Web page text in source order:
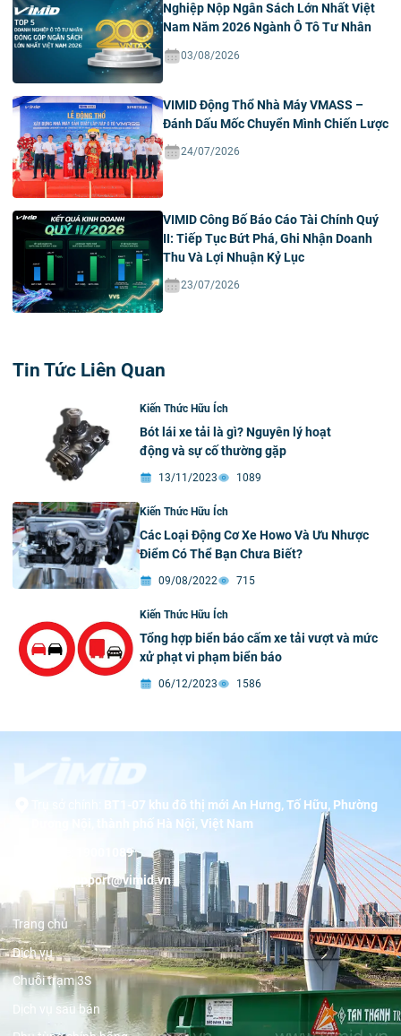
Nghiệp Nộp Ngân Sách Lớn Nhất Việt
Nam Năm 2026 Ngành Ô Tô Tư Nhân
03/08/2026
VIMID Động Thổ Nhà Máy VMASS –
Đánh Dấu Mốc Chuyển Mình Chiến Lược
24/07/2026
VIMID Công Bố Báo Cáo Tài Chính Quý
II: Tiếp Tục Bứt Phá, Ghi Nhận Doanh
Thu Và Lợi Nhuận Kỷ Lục
23/07/2026
Tin Tức Liên Quan
Kiến Thức Hữu Ích
Bót lái xe tải là gì? Nguyên lý hoạt
động và sự cố thường gặp
13/11/2023 1089
Kiến Thức Hữu Ích
Các Loại Động Cơ Xe Howo Và Ưu Nhược
Điểm Có Thể Bạn Chưa Biết?
09/08/2022 715
Kiến Thức Hữu Ích
Tổng hợp biển báo cấm xe tải vượt và mức
xử phạt vi phạm biển báo
06/12/2023 1586
BT1-07 khu đô thị mới An Hưng, Tố Hữu, Phường
Dương Nội, thành phố Hà Nội, Việt Nam
19001089
support@vimid.vn
Trang chủ
Dịch vụ
Chuỗi trạm 3S
Dịch vụ sau bán